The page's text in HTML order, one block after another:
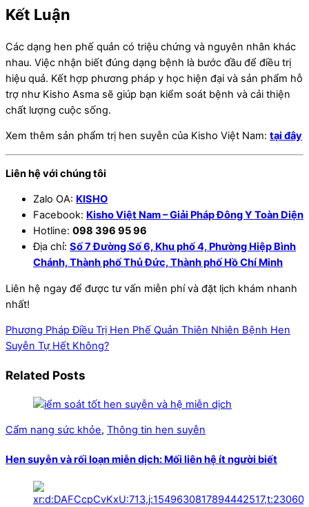
Kết Luận
Các dạng hen phế quản có triệu chứng và nguyên nhân khác
nhau. Việc nhận biết đúng dạng bệnh là bước đầu để điều trị
hiệu quả. Kết hợp phương pháp y học hiện đại và sản phẩm hỗ
trợ như Kisho Asma sẽ giúp bạn kiểm soát bệnh và cải thiện
chất lượng cuộc sống.
Xem thêm sản phẩm trị hen suyễn của Kisho Việt Nam: tại đây
Liên hệ với chúng tôi
Zalo OA: KISHO
Facebook: Kisho Việt Nam – Giải Pháp Đông Y Toàn Diện
Hotline: 098 396 95 96
Địa chỉ: Số 7 Đường Số 6, Khu phố 4, Phường Hiệp Bình
Chánh, Thành phố Thủ Đức, Thành phố Hồ Chí Minh
Liên hệ ngay để được tư vấn miễn phí và đặt lịch khám nhanh
nhất!
Phương Pháp Điều Trị Hen Phế Quản Thiên Nhiên Bệnh Hen
Suyễn Tự Hết Không?
Related Posts
Cẩm nang sức khỏe, Thông tin hen suyễn
Hen suyễn và rối loạn miễn dịch: Mối liên hệ ít người biết